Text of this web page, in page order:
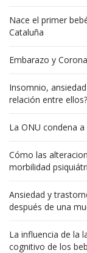
Nace el primer
Cataluña
Embarazo y
Insomnio,
relación entre ellos?
La ONU condena
Cómo las
morbilidad
Ansiedad y
después de una
La influencia de la
cognitivo de los